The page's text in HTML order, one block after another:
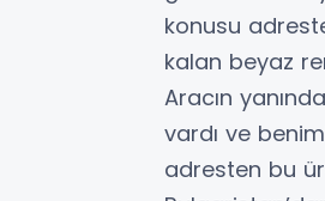
konusu
kalan beyaz
Aracın
vardı ve
adresten bu